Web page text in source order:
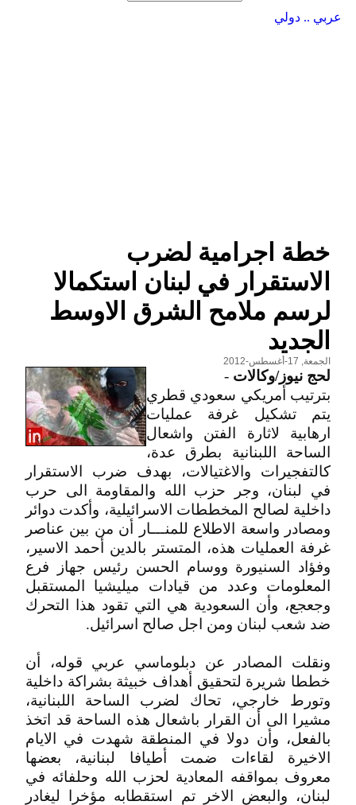
عربي .. دولي
خطة اجرامية لضرب
الاستقرار في لبنان استكمالا
لرسم ملامح الشرق الاوسط
الجديد
الجمعة, 17-أغسطس-2012
لحج نيوز/وكالات -
بترتيب أمريكي سعودي قطري
يتم تشكيل غرفة عمليات
ارهابية لاثارة الفتن واشعال
الساحة اللبنانية بطرق عدة،
كالتفجيرات والاغتيالات، بهدف ضرب الاستقرار
في لبنان، وجر حزب الله والمقاومة الى حرب
داخلية لصالح المخططات الاسرائيلية، وأكدت دوائر
ومصادر واسعة الاطلاع للمنـــار أن من بين عناصر
غرفة العمليات هذه، المتستر بالدين أحمد الاسير،
وفؤاد السنيورة ووسام الحسن رئيس جهاز فرع
المعلومات وعدد من قيادات ميليشيا المستقبل
وجعجع، وأن السعودية هي التي تقود هذا التحرك
ضد شعب لبنان ومن اجل صالح اسرائيل.
ونقلت المصادر عن دبلوماسي عربي قوله، أن
خططا شريرة لتحقيق أهداف خبيثة بشراكة داخلية
وتورط خارجي، تحاك لضرب الساحة اللبنانية،
مشيرا الى أن القرار باشعال هذه الساحة قد اتخذ
بالفعل، وأن دولا في المنطقة شهدت في الايام
الاخيرة لقاءات ضمت أطيافا لبنانية، بعضها
معروف بمواقفه المعادية لحزب الله وحلفائه في
لبنان، والبعض الاخر تم استقطابه مؤخرا ليغادر